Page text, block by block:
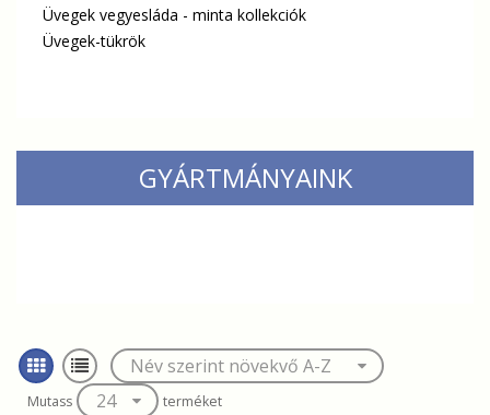
Üvegek vegyesláda - minta kollekciók
Üvegek-tükrök
GYÁRTMÁNYAINK
Mutass terméket